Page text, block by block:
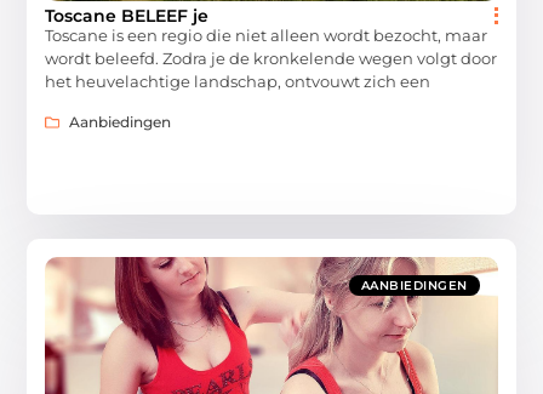
Toscane BELEEF je
Toscane is een regio die niet alleen wordt bezocht, maar
wordt beleefd. Zodra je de kronkelende wegen volgt door
het heuvelachtige landschap, ontvouwt zich een
Aanbiedingen
AANBIEDINGEN